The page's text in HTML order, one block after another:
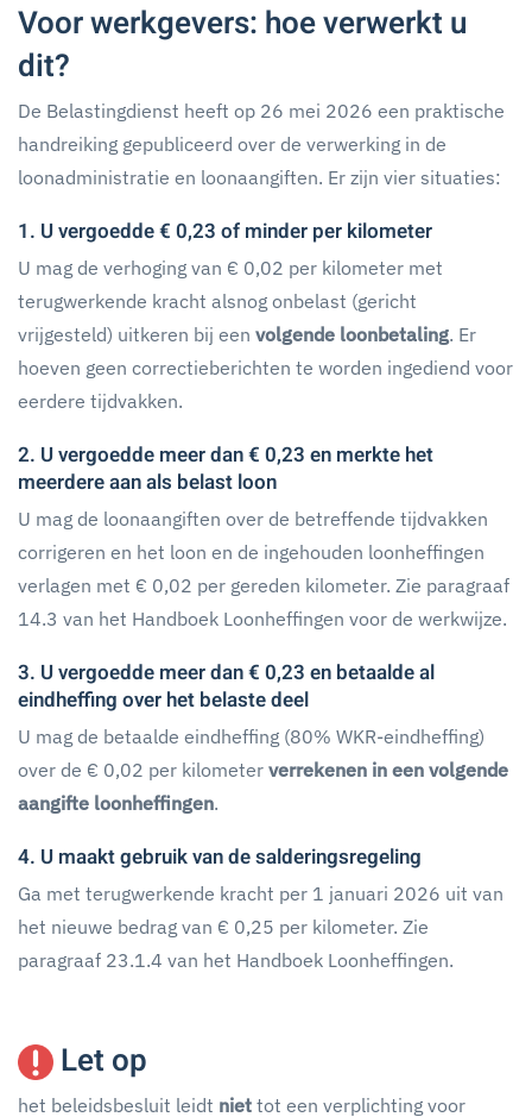
Voor werkgevers: hoe verwerkt u
dit?
De Belastingdienst heeft op 26 mei 2026 een praktische
handreiking gepubliceerd over de verwerking in de
loonadministratie en loonaangiften. Er zijn vier situaties:
1. U vergoedde € 0,23 of minder per kilometer
U mag de verhoging van € 0,02 per kilometer met
terugwerkende kracht alsnog onbelast (gericht
vrijgesteld) uitkeren bij een volgende loonbetaling. Er
hoeven geen correctieberichten te worden ingediend voor
eerdere tijdvakken.
2. U vergoedde meer dan € 0,23 en merkte het
meerdere aan als belast loon
U mag de loonaangiften over de betreffende tijdvakken
corrigeren en het loon en de ingehouden loonheffingen
verlagen met € 0,02 per gereden kilometer. Zie paragraaf
14.3 van het Handboek Loonheffingen voor de werkwijze.
3. U vergoedde meer dan € 0,23 en betaalde al
eindheffing over het belaste deel
U mag de betaalde eindheffing (80% WKR-eindheffing)
over de € 0,02 per kilometer verrekenen in een volgende
aangifte loonheffingen.
4. U maakt gebruik van de salderingsregeling
Ga met terugwerkende kracht per 1 januari 2026 uit van
het nieuwe bedrag van € 0,25 per kilometer. Zie
paragraaf 23.1.4 van het Handboek Loonheffingen.
Let op
het beleidsbesluit leidt niet tot een verplichting voor